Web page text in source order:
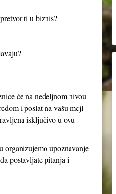
u biznis?
će na nedeljnom nivou
i poslat na vašu mejl
isključivo u ovu
organizujemo upoznavanje
postavljate pitanja i